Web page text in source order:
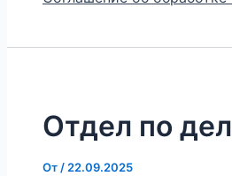
Отдел по
От / 22.09.2025